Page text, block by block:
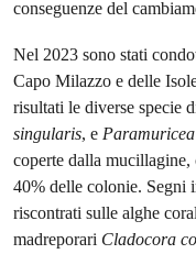
conseguenze del
Nel 2023 sono stati
Capo Milazzo e delle
risultati le diverse specie
singularis, e
coperte dalla
40% delle colonie. Segni
riscontrati sulle alghe
madreporari Cladocora